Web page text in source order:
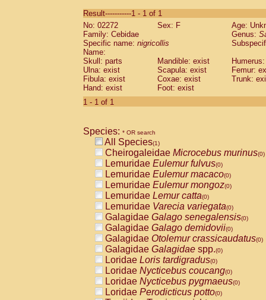
CebidaeSaguinus labiatus(0)
Cebidae Saguinus leucopus (0)
Cebidae
CebidaeSaguinus mystax
Cebidae Saguinus nigricollis (1)
Cebidae Saguinus oedipus
Cebidae Saguinus weddelli
Cebidae Saguinusspp.
Cebidae
CebidaeCebus capucinus
CebidaeCebus nigrivittatus
CebidaeCebus spp.(0)
CebidaeSaimiri boliviensis(0)
CebidaeSaimiri sciureus(0)
AtelidaeAlouatta caraya(0)
AtelidaeAlouatta fusca(0)
AtelidaeAlouatta seniculus(0)
AtelidaeAlouattaspp.(0)
AtelidaeAteles belzebuth(0)
AtelidaeAteles geoffroyi(0)
AtelidaeAteles paniscus(0)
AtelidaeAtelesspp.(0)
AtelidaeLagothrix lagothricha(0)
AtelidaeLagothrix lagothricha cana
PitheciidaeCacajao calvus
Result-----------1 - 1 of 1
No: 02272
Sex: F
Age:
Family: Cebidae
Genus:
Specific name: nigricollis
Name:
Skull: parts
Mandible: exist
Ulna: exist
Scapula: exist
Femur:
Fibula: exist
Coxae: exist
Trunk:
Hand: exist
Foot: exist
1 - 1 of 1
Species: * OR search
All Species(1)
Cheirogaleidae Microcebus murinus(0)
Lemuridae Eulemur fulvus(0)
Lemuridae Eulemur macaco(0)
Lemuridae Eulemur mongoz(0)
Lemuridae Lemur catta(0)
Lemuridae Varecia variegata(0)
Galagidae Galago senegalensis(0)
Galagidae Galago demidovii(0)
Galagidae Otolemur crassicaudatus(0)
Galagidae Galagidae spp.(0)
Loridae Loris tardigradus(0)
Loridae Nycticebus coucang(0)
Loridae Nycticebus pygmaeus(0)
Loridae Perodicticus potto(0)